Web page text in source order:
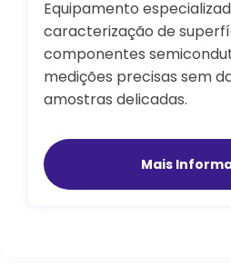
Equipamento
caracterização de
componentes
medições precisas sem
amostras delicadas.
Mais